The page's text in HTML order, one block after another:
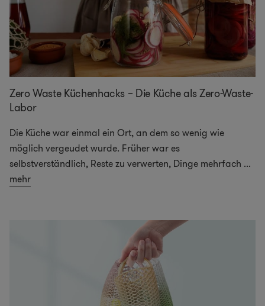
Zero Waste Küchenhacks – Die Küche als Zero-Waste-
Labor
Die Küche war einmal ein Ort, an dem so wenig wie
möglich vergeudet wurde. Früher war es
selbstverständlich, Reste zu verwerten, Dinge mehrfach ...
mehr